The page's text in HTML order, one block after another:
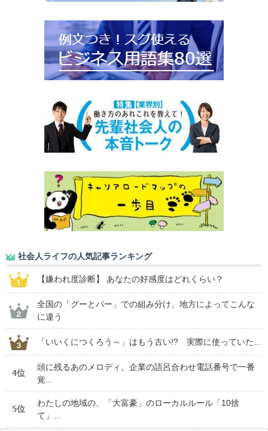
社会人ライフの人気記事ランキング
【嫌われ度診断】 あなたの好感度はどれくらい？
全国の「グーとパー」での組み分け、地方によってこんな
に違う
「いいくにつくろう～」はもう古い!? 実際に使っていた...
4位
頭に残るあのメロディ。企業の語呂合わせ電話番号で一番
覚...
5位
わたしの地域の、「大富豪」のローカルルール「10捨
て」...